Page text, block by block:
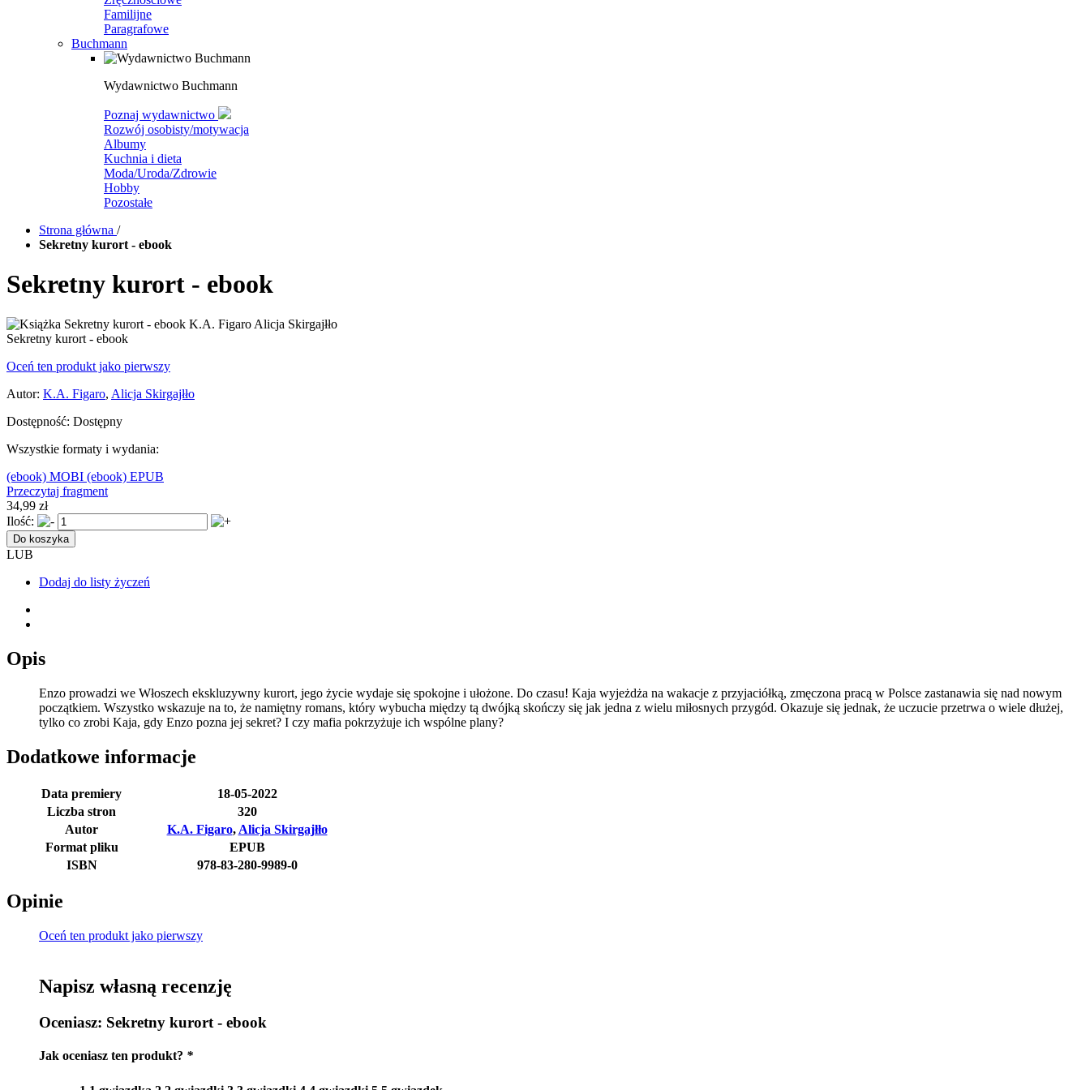
Familijne
Paragrafowe
Buchmann
Wydawnictwo Buchmann
Poznaj wydawnictwo
Rozwój osobisty/motywacja
Albumy
Kuchnia i dieta
Moda/Uroda/Zdrowie
Hobby
Pozostałe
Strona główna /
Sekretny kurort - ebook
Sekretny kurort - ebook
Sekretny kurort - ebook
Oceń ten produkt jako pierwszy
Autor: K.A. Figaro, Alicja Skirgajłło
Dostępność: Dostępny
Wszystkie formaty i wydania:
(ebook) MOBI (ebook) EPUB
Przeczytaj fragment
34,99 zł
Ilość:
Do koszyka
LUB
Dodaj do listy życzeń
Opis
Enzo prowadzi we Włoszech ekskluzywny kurort, jego życie wydaje się spokojne i ułożone. Do czasu! Kaja wyjeżdża na wakacje z przyjaciółką, zmęczona pracą w Polsce zastanawia się nad nowym
początkiem. Wszystko wskazuje na to, że namiętny romans, który wybucha między tą dwójką skończy się jak jedna z wielu miłosnych przygód. Okazuje się jednak, że uczucie przetrwa o wiele dłużej,
tylko co zrobi Kaja, gdy Enzo pozna jej sekret? I czy mafia pokrzyżuje ich wspólne plany?
Dodatkowe informacje
Data premiery
18-05-2022
Liczba stron
320
Autor
K.A. Figaro, Alicja Skirgajłło
Format pliku
EPUB
ISBN
978-83-280-9989-0
Opinie
Oceń ten produkt jako pierwszy
Napisz własną recenzję
Oceniasz: Sekretny kurort - ebook
Jak oceniasz ten produkt? *